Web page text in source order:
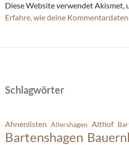
Diese Website verwendet Akismet,
Erfahre, wie deine
Schlagwörter
Ahnenlisten Allershagen Althof
Bartenshagen